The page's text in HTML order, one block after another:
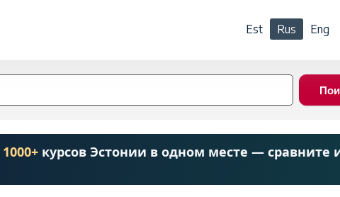
Est Rus Eng
1000+курсов Эстонии в одном месте — сравните